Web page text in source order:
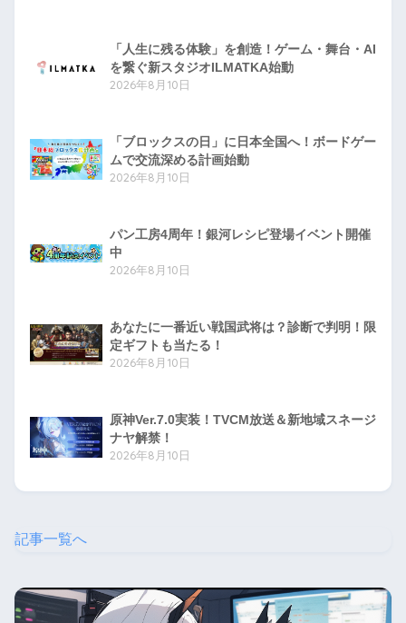
「人生に残る体験」を創造！ゲーム・舞台・AI
を繋ぐ新スタジオILMATKA始動
2026年8月10日
「ブロックスの日」に日本全国へ！ボードゲー
ムで交流深める計画始動
2026年8月10日
パン工房4周年！銀河レシピ登場イベント開催
中
2026年8月10日
あなたに一番近い戦国武将は？診断で判明！限
定ギフトも当たる！
2026年8月10日
原神Ver.7.0実装！TVCM放送＆新地域スネージ
ナヤ解禁！
2026年8月10日
記事一覧へ